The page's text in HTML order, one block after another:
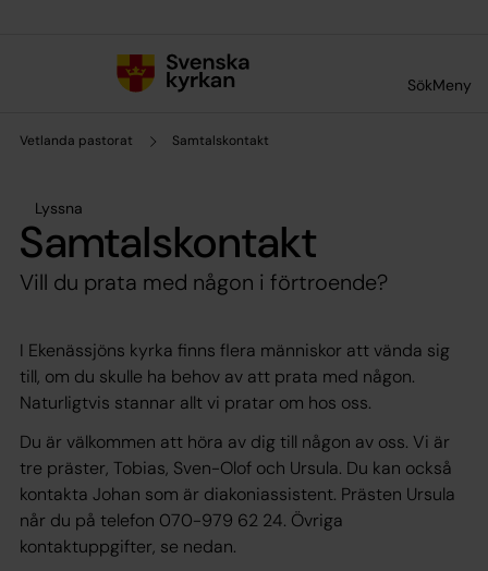
SökMeny
Vetlanda pastorat Samtalskontakt
Lyssna
Samtalskontakt
Vill du prata med någon i förtroende?
I Ekenässjöns kyrka finns flera människor att vända sig
till, om du skulle ha behov av att prata med någon.
Naturligtvis stannar allt vi pratar om hos oss.
Du är välkommen att höra av dig till någon av oss. Vi är
tre präster, Tobias, Sven-Olof och Ursula. Du kan också
kontakta Johan som är diakoniassistent. Prästen Ursula
når du på telefon 070-979 62 24. Övriga
kontaktuppgifter, se nedan.